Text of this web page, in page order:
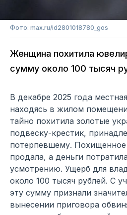
Фото: max.ru/id2801018780_gos
Женщина похитила
сумму около 100 тысяч
В декабре 2025 года
находясь в жилом
тайно похитила золотые
подвеску-крестик,
потерпевшему.
продала, а деньги
усмотрению. Ущерб для
около 100 тысяч рублей. С
эту сумму признали
вынесении приговора